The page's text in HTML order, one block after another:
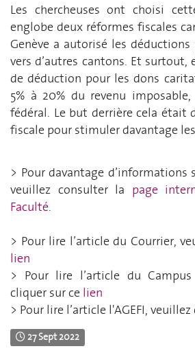
Les chercheuses ont choisi
englobe deux réformes fiscales
Genève a autorisé les
vers d’autres cantons. Et
de déduction pour les dons
5% à 20% du revenu
fédéral. Le but derrière cela était
fiscale pour stimuler davantage
> Pour davantage d’informations
veuillez consulter la page
Faculté.
> Pour lire l’article du Courrier,
lien
> Pour lire l’article du
cliquer sur ce lien
> Pour lire l’article l'AGEFI,
27 Sept 2022